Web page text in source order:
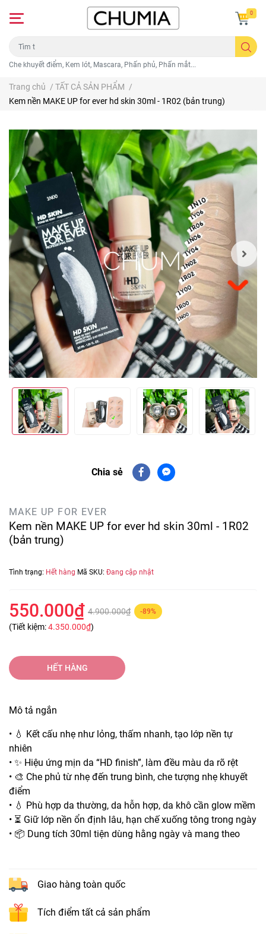
Che khuyết điểm, Kem lót, Mascara, Phấn phủ, Phấn mắt...
0
Trang chủ / TẤT CẢ SẢN PHẨM /
Kem nền MAKE UP for ever hd skin 30ml - 1R02 (bản trung)
Chia sẻ
MAKE UP FOR EVER
Kem nền MAKE UP for ever hd skin 30ml - 1R02
(bản trung)
Tình trạng: Hết hàng Mã SKU: Đang cập nhật
550.000₫ 4.900.000₫ -89%
(Tiết kiệm:4.350.000₫)
HẾT HÀNG
Mô tả ngắn
• 💧 Kết cấu nhẹ như lỏng, thấm nhanh, tạo lớp nền tự
nhiên
• ✨ Hiệu ứng mịn da “HD finish”, làm đều màu da rõ rệt
• 🎨 Che phủ từ nhẹ đến trung bình, che tượng nhẹ khuyết
điểm
• 💧 Phù hợp da thường, da hỗn hợp, da khô cần glow mềm
• ⏳ Giữ lớp nền ổn định lâu, hạn chế xuống tông trong ngày
• 📦 Dung tích 30ml tiện dùng hằng ngày và mang theo
Giao hàng toàn quốc
Tích điểm tất cả sản phẩm